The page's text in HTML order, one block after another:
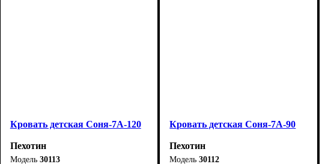
Кровать детская Соня-7А-120
Пехотин
30113
Кровать детская Соня-7А-90
Пехотин
30112